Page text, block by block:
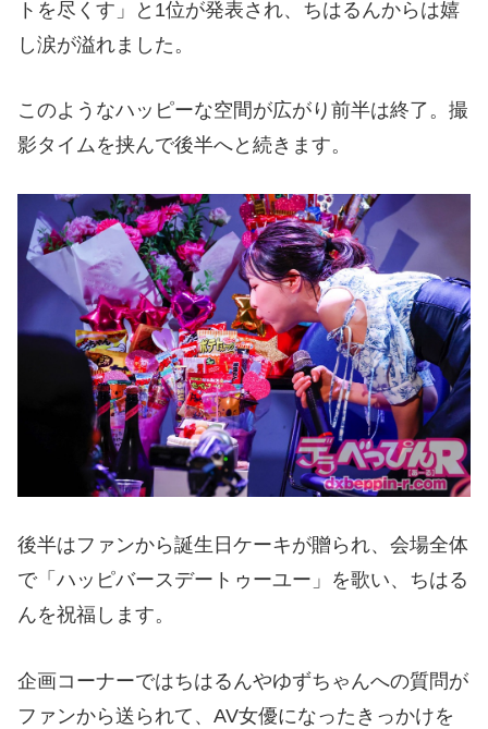
トを尽くす」と1位が発表され、ちはるんからは嬉
し涙が溢れました。
このようなハッピーな空間が広がり前半は終了。撮
影タイムを挟んで後半へと続きます。
後半はファンから誕生日ケーキが贈られ、会場全体
で「ハッピバースデートゥーユー」を歌い、ちはる
んを祝福します。
企画コーナーではちはるんやゆずちゃんへの質問が
ファンから送られて、AV女優になったきっかけを